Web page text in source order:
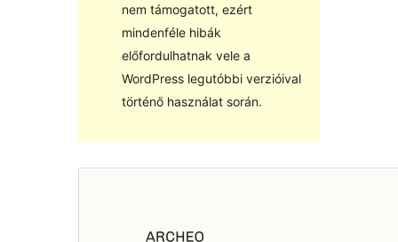
nem támogatott, ezért
mindenféle hibák
előfordulhatnak vele a
WordPress legutóbbi verzióival
történő használat során.